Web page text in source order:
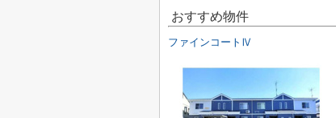
おすすめ物件
ファインコートⅣ